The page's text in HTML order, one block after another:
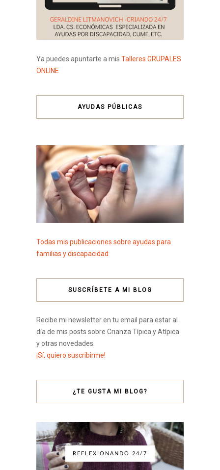
Ya puedes apuntarte a mis Talleres GRUPALES
ONLINE
AYUDAS PÚBLICAS
Todas mis publicaciones sobre ayudas para
familias y discapacidad
SUSCRÍBETE A MI BLOG
Recibe mi newsletter en tu email para estar al
día de mis posts sobre Crianza Típica y Atípica
y otras novedades.
¡Sí, quiero suscribirme!
¿TE GUSTA MI BLOG?
REFLEXIONANDO 24/7